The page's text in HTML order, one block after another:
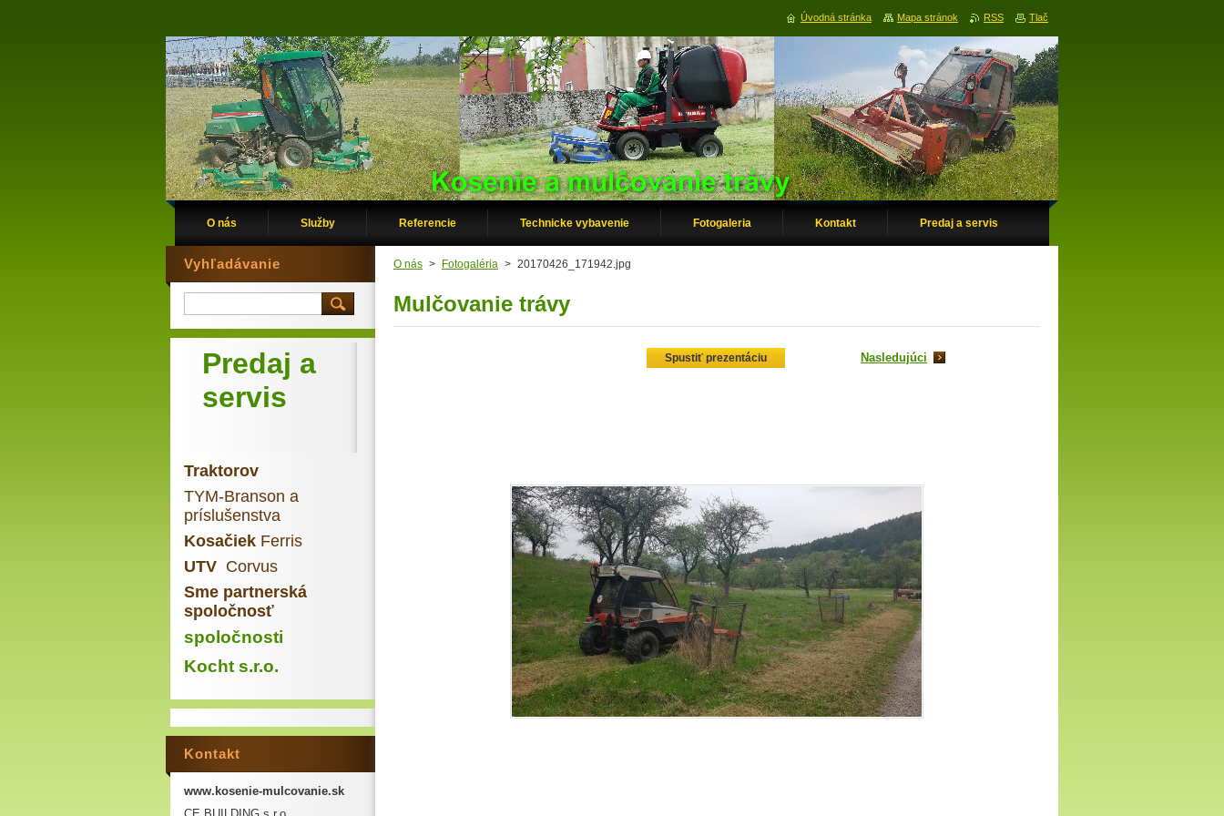
O nás Služby Referencie Technicke vybavenie Fotogaleria Kontakt Predaj a servis
O nás > Fotogaléria > 20170426_171942.jpg
Mulčovanie trávy
Spustiť prezentáciu Nasledujúci
Vyhľadávanie
Predaj a
servis
Traktorov
TYM-Branson a
príslušenstva
Kosačiek Ferris
UTV Corvus
Sme partnerská
spoločnosť
spoločnosti
Kocht s.r.o.
Kontakt
www.kosenie-mulcovanie.sk
Úvodná stránka Mapa stránok RSS Tlač